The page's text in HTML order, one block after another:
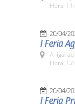
Hora:
20/04/
I Feria
Ahigal
Hora:
20/04/
I Feria